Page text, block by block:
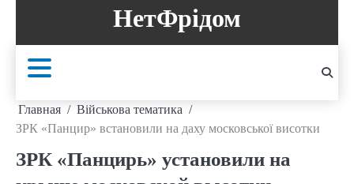
содержанию
НетФрідом
Главная
Військова тематика
ЗРК «Панцир» встановили на даху московської висотки
ЗРК «Панцирь» установили на